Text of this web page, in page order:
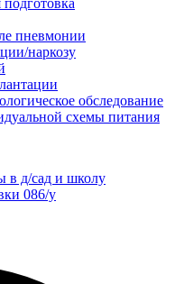
пневмонии
наркозу
обследование
схемы питания
в д/сад и школу
086/у